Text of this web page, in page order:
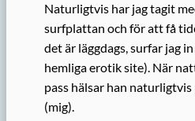
Naturligtvis har jag tagit
surfplattan och för att få
det är läggdags, surfar jag
hemliga erotik site). När
pass hälsar han
(mig).